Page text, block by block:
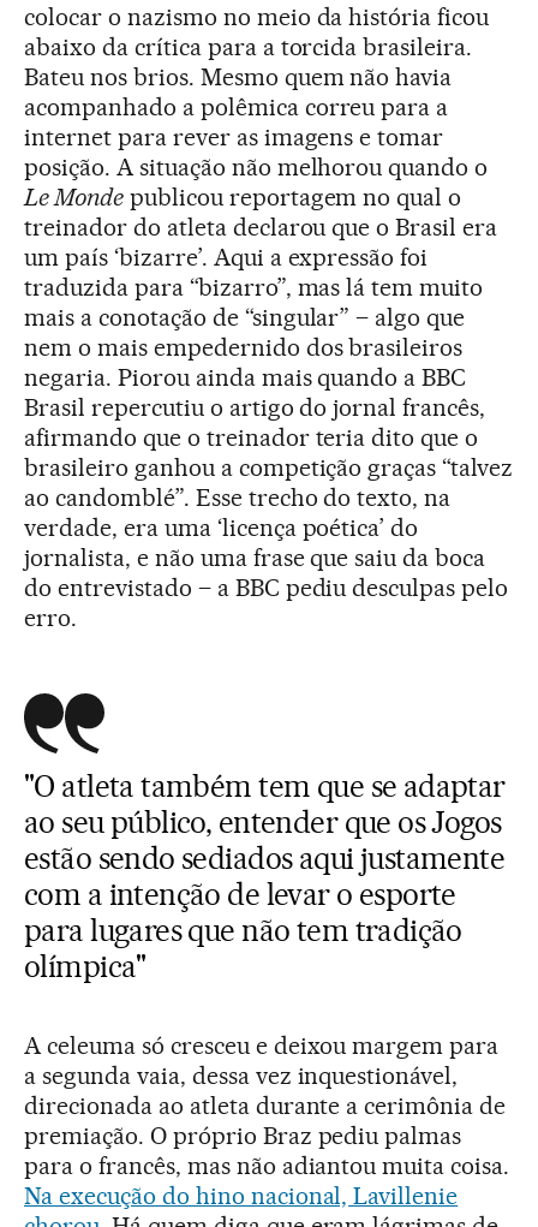
colocar o nazismo no meio da história ficou
abaixo da crítica para a torcida brasileira.
Bateu nos brios. Mesmo quem não havia
acompanhado a polêmica correu para a
internet para rever as imagens e tomar
posição. A situação não melhorou quando o
Le Mondepublicou reportagem no qual o
treinador do atleta declarou que o Brasil era
um país ‘bizarre’. Aqui a expressão foi
traduzida para “bizarro”, mas lá tem muito
mais a conotação de “singular” – algo que
nem o mais empedernido dos brasileiros
negaria. Piorou ainda mais quando a BBC
Brasil repercutiu o artigo do jornal francês,
afirmando que o treinador teria dito que o
brasileiro ganhou a competição graças “talvez
ao candomblé”. Esse trecho do texto, na
verdade, era uma ‘licença poética’ do
jornalista, e não uma frase que saiu da boca
do entrevistado – a BBC pediu desculpas pelo
erro.
"O atleta também tem que se adaptar
ao seu público, entender que os Jogos
estão sendo sediados aqui justamente
com a intenção de levar o esporte
para lugares que não tem tradição
olímpica"
A celeuma só cresceu e deixou margem para
a segunda vaia, dessa vez inquestionável,
direcionada ao atleta durante a cerimônia de
premiação. O próprio Braz pediu palmas
para o francês, mas não adiantou muita coisa.
Na execução do hino nacional, Lavillenie